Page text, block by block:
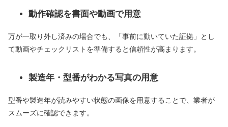
動作確認を書面や動画で用意
万が一取り外し済みの場合でも、「事前に動いていた証拠」とし
て動画やチェックリストを準備すると信頼性が高まります。
製造年・型番がわかる写真の用意
型番や製造年が読みやすい状態の画像を用意することで、業者が
スムーズに確認できます。